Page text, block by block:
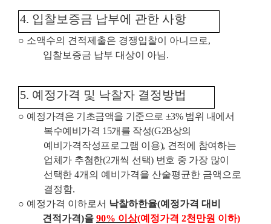
4. 입찰보증금 납부에 관한 사항
○ 소액수의 견적제출은 경쟁입찰이 아니므로,
입찰보증금 납부 대상이 아님.
5. 예정가격 및 낙찰자 결정방법
○ 예정가격은 기초금액을 기준으로 ±3% 범위 내에서
복수예비가격 15개를 작성(G2B상의
예비가격작성프로그램 이용), 견적에 참여하는
업체가 추첨한(2개씩 선택) 번호 중 가장 많이
선택한 4개의 예비가격을 산술평균한 금액으로
결정함.
○ 예정가격 이하로서 낙찰하한율(예정가격 대비
견적가격)을 90% 이상(예정가격 2천만원 이하)